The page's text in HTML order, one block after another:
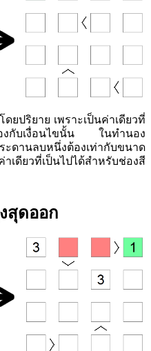
โดยปริยาย เพราะเป็นค่าเดียวที่
องกับเงื่อนไขนั้น ในทำนอง
ดานลบหนึ่งต้องเท่ากับขนาด
เดียวที่เป็นไปได้สำหรับช่องสี
สุดออก